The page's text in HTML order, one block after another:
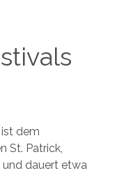
ist dem
St. Patrick,
dauert etwa